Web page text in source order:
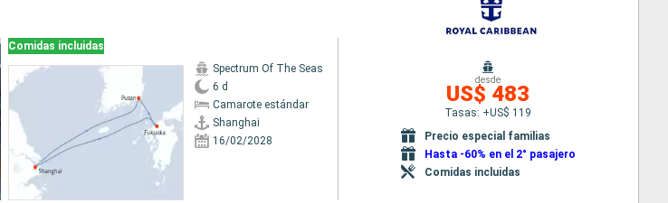
Comidas incluidas
Spectrum Of The Seas
6 d
Camarote estándar
Shanghai
16/02/2028
desde
US$ 483
Tasas: +US$ 119
Precio especial familias
Hasta -60% en el 2° pasajero
Comidas incluidas